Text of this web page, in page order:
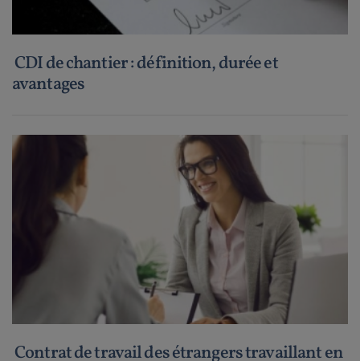
CDI de chantier : définition, durée et
avantages
Contrat de travail des étrangers travaillant en